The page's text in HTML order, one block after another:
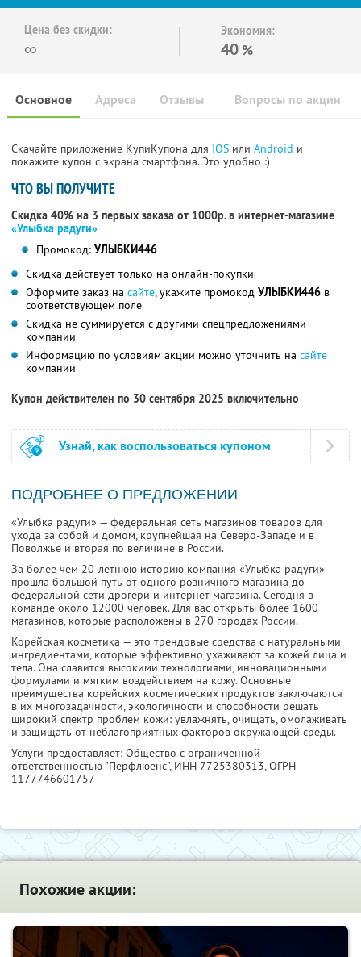
Цена без скидки:
∞
Экономия:
40 %
Основное Отзывы Вопросы по акции
Адреса
Скачайте приложение КупиКупона для IOS или Android и
покажите купон с экрана смартфона. Это удобно :)
ЧТО ВЫ ПОЛУЧИТЕ
Скидка 40% на 3 первых заказа от 1000р. в интернет-магазине
«Улыбка радуги»
Промокод: УЛЫБКИ446
Скидка действует только на онлайн-покупки
Оформите заказ на сайте, укажите промокод УЛЫБКИ446 в
соответствующем поле
Скидка не суммируется с другими спецпредложениями
компании
Информацию по условиям акции можно уточнить на сайте
компании
Купон действителен по 30 сентября 2025 включительно
Узнай, как воспользоваться купоном
ПОДРОБНЕЕ О ПРЕДЛОЖЕНИИ
«Улыбка радуги» — федеральная сеть магазинов товаров для
ухода за собой и домом, крупнейшая на Северо-Западе и в
Поволжье и вторая по величине в России.
За более чем 20-летнюю историю компания «Улыбка радуги»
прошла большой путь от одного розничного магазина до
федеральной сети дрогери и интернет-магазина. Сегодня в
команде около 12000 человек. Для вас открыты более 1600
магазинов, которые расположены в 270 городах России.
Корейская косметика — это трендовые средства с натуральными
ингредиентами, которые эффективно ухаживают за кожей лица и
тела. Она славится высокими технологиями, инновационными
формулами и мягким воздействием на кожу. Основные
преимущества корейских косметических продуктов заключаются
в их многозадачности, экологичности и способности решать
широкий спектр проблем кожи: увлажнять, очищать, омолаживать
и защищать от неблагоприятных факторов окружающей среды.
Услуги предоставляет: Общество с ограниченной
ответственностью "Перфлюенс", ИНН 7725380313, ОГРН
1177746601757
Похожие акции: